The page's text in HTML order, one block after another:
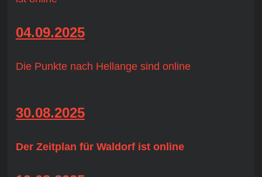
04.09.2025
Die Punkte nach Hellange sind online
30.08.2025
Der Zeitplan für Waldorf ist online